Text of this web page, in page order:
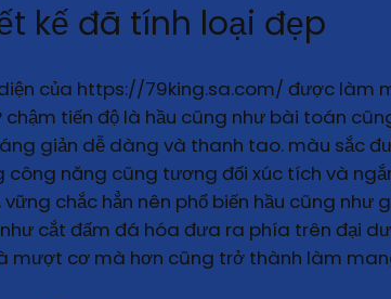
kế đã tính loại đẹp
của https://79king.sa.com/ được làm
chậm tiến độ là hầu cũng như bài toán
giản dễ dàng và thanh tao. màu sắc
công năng cũng tương đối xúc tích và
vững chắc hẳn nên phổ biến hầu cũng
cắt đấm đá hóa đưa ra phía trên đại
mượt cơ mà hơn cũng trở thành làm